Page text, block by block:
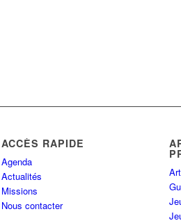
ACCÈS RAPIDE
Agenda
Actualités
Missions
Nous contacter